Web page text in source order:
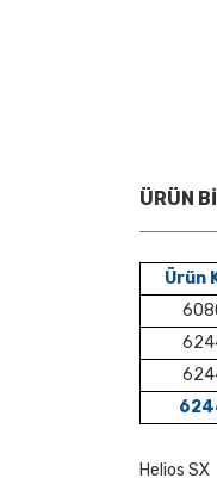
ÜRÜN
Ürün
Helios SX